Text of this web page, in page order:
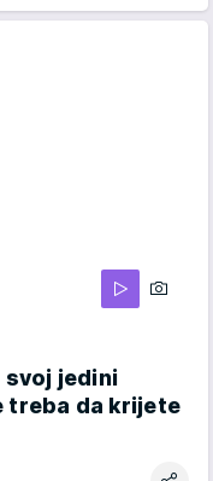
svoj jedini
treba da krijete